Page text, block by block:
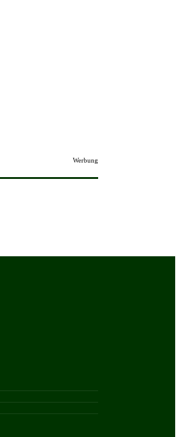
Werbung